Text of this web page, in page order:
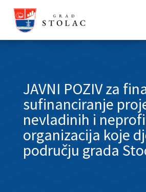
JAVNI POZIV za
sufinanciranje
nevladinih i
organizacija koje
području grada